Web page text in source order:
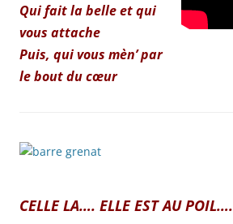
Qui fait la belle et qui
vous attache
Puis, qui vous mèn’ par
le bout du cœur
CELLE LA…. ELLE EST AU POIL….